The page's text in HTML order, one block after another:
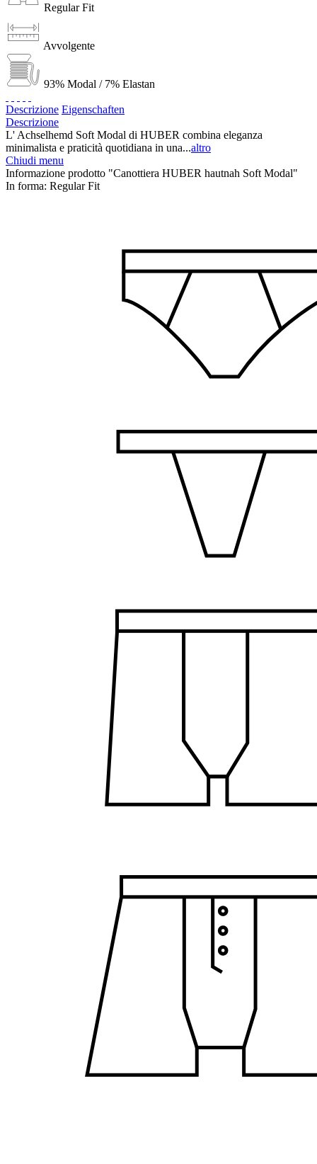
Regular Fit
Avvolgente
93% Modal / 7% Elastan
Descrizione Eigenschaften
Descrizione
L' Achselhemd Soft Modal di HUBER combina eleganza
minimalista e praticità quotidiana in una...altro
Chiudi menu
Informazione prodotto "Canottiera HUBER hautnah Soft Modal"
In forma: Regular Fit